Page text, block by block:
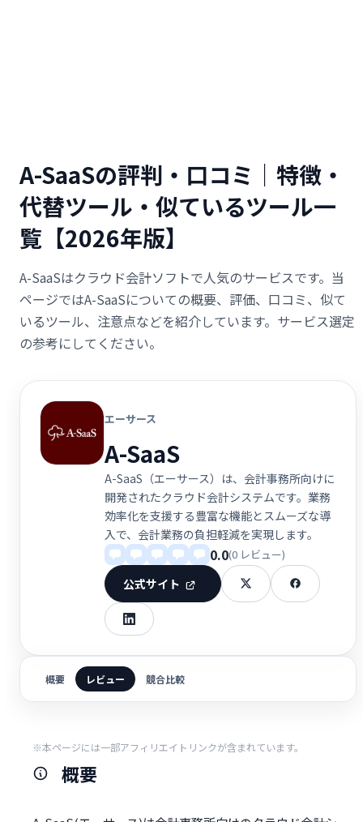
A-SaaSの評判・口コミ｜特徴・
代替ツール・似ているツール一
覧【2026年版】
A-SaaSはクラウド会計ソフトで人気のサービスです。当
ページではA-SaaSについての概要、評価、口コミ、似て
いるツール、注意点などを紹介しています。サービス選定
の参考にしてください。
エーサース
A-SaaS
A-SaaS（エーサース）は、会計事務所向けに
開発されたクラウド会計システムです。業務
効率化を支援する豊富な機能とスムーズな導
入で、会計業務の負担軽減を実現します。
0.0(0 レビュー)
公式サイト
概要 レビュー 競合比較
※本ページには一部アフィリエイトリンクが含まれています。
概要